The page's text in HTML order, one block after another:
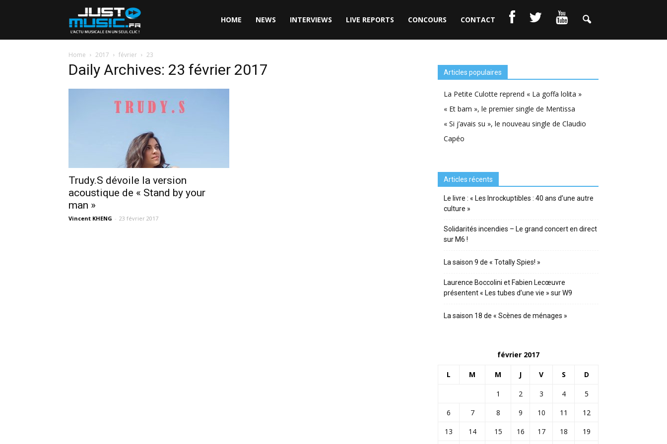
HOME NEWS INTERVIEWS LIVE REPORTS CONCOURS CONTACT
Home 2017 février 23
Daily Archives: 23 février 2017
Trudy.S dévoile la version
acoustique de « Stand by your
man »
Vincent KHENG - 23 février 2017
Articles populaires
La Petite Culotte reprend « La goffa lolita »
« Et bam », le premier single de Mentissa
« Si j’avais su », le nouveau single de Claudio
Capéo
Articles récents
Le livre : « Les Inrockuptibles : 40 ans d’une autre
culture »
Solidarités incendies – Le grand concert en direct
sur M6 !
La saison 9 de « Totally Spies! »
Laurence Boccolini et Fabien Lecœuvre
présentent « Les tubes d’une vie » sur W9
La saison 18 de « Scènes de ménages »
février 2017
L M M J V S D
1 2 3 4
5
6
7 8 9 10 11
12
13
14 15 16 17 18 19